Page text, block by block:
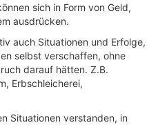
sich in Form von Geld,
ausdrücken.
auch Situationen und Erfolge,
selbst verschaffen, ohne
darauf hätten. Z.B.
Erbschleicherei,
Situationen verstanden, in